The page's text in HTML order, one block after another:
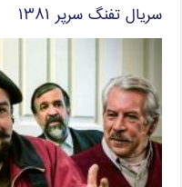
سریال تفنگ سرپر ۱۳۸۱